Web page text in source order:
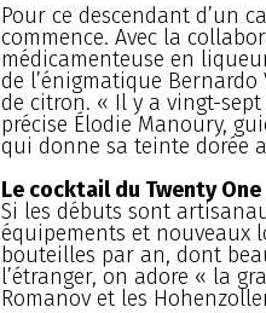
Pour ce descendant d’un
commence. Avec la
médicamenteuse en
de l’énigmatique Bernardo
de citron. « Il y a vingt-
précise Élodie Manoury,
qui donne sa teinte dorée
Le cocktail du Twenty One
Si les débuts sont
équipements et nouveaux
bouteilles par an, dont
l’étranger, on adore « la
Romanov et les